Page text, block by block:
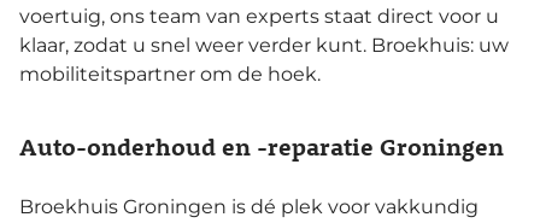
voertuig, ons team van experts staat direct voor u
klaar, zodat u snel weer verder kunt. Broekhuis: uw
mobiliteitspartner om de hoek.
Auto-onderhoud en -reparatie Groningen
Broekhuis Groningen is dé plek voor vakkundig